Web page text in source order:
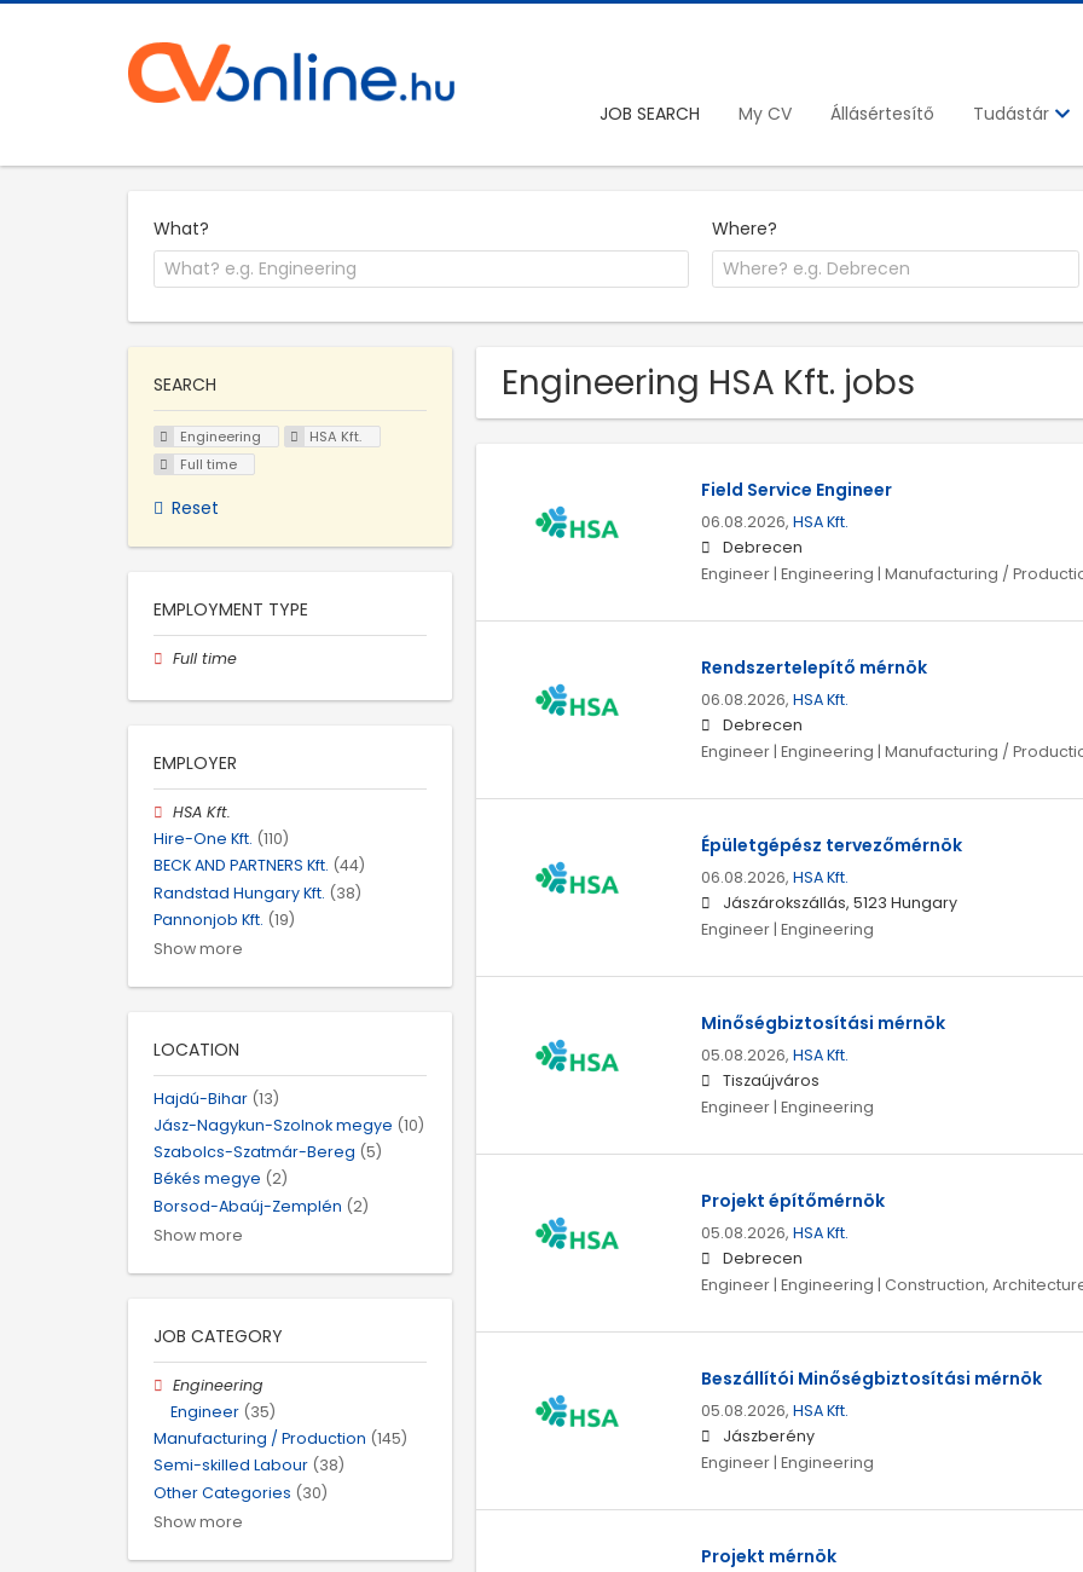
JOB SEARCH My CV Állásértesítő Tudástár
What? Where?
Engineering HSA Kft. jobs
Field Service Engineer
06.08.2026, HSA Kft.
Debrecen
Engineer | Engineering | Manufacturing /
Rendszertelepítő mérnök
06.08.2026, HSA Kft.
Debrecen
Engineer | Engineering | Manufacturing /
Épületgépész tervezőmérnök
06.08.2026, HSA Kft.
Jászárokszállás, 5123 Hungary
Engineer | Engineering
Minőségbiztosítási mérnök
05.08.2026, HSA Kft.
Tiszaújváros
Engineer | Engineering
Projekt építőmérnök
05.08.2026, HSA Kft.
Debrecen
Engineer | Engineering | Construction,
Beszállítói Minőségbiztosítási mérnök
05.08.2026, HSA Kft.
Jászberény
Engineer | Engineering
Projekt mérnök
SEARCH
Engineering
HSA Kft.
Full time
Reset
EMPLOYMENT TYPE
Full time
EMPLOYER
HSA Kft.
Hire-One Kft. (110)
BECK AND PARTNERS Kft. (44)
Randstad Hungary Kft. (38)
Pannonjob Kft. (19)
Show more
LOCATION
Hajdú-Bihar (13)
Jász-Nagykun-Szolnok megye (10)
Szabolcs-Szatmár-Bereg (5)
Békés megye (2)
Borsod-Abaúj-Zemplén (2)
Show more
JOB CATEGORY
Engineering
Engineer (35)
Manufacturing / Production (145)
Semi-skilled Labour (38)
Other Categories (30)
Show more